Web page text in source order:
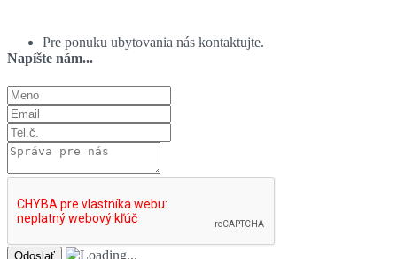
Pre ponuku ubytovania nás kontaktujte.
Napíšte nám...